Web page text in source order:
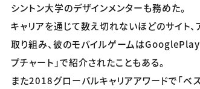
シントン大学のデザインメンターも務めた。
キャリアを通じて数え切れないほどのサイト、
取り組み、彼のモバイルゲームはGooglePlay
プチャート」で紹介されたこともある。
また2018グローバルキャリアアワードで「ベ